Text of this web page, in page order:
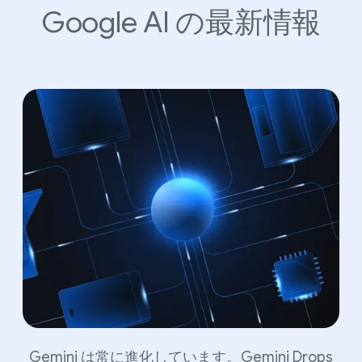
Google AI の​最新情報
Gemini は​常に​進化しています。​Gemini Drops